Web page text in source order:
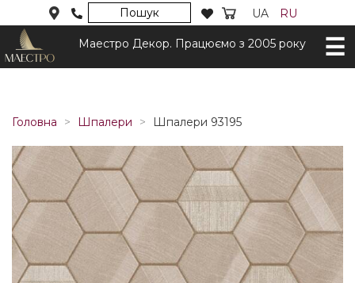
Пошук UA RU
Маестро Декор. Працюємо з 2005 року
Головна Шпалери Шпалери 93195